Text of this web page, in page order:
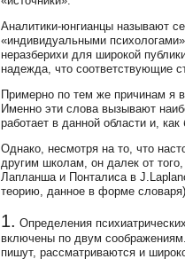
Аналитики-юнгианцы называют
«индивидуальными
неразберихи для широкой
надежда, что соответствующие
Примерно по тем же причинам я
Именно эти слова вызывают
работает в данной области и,
Однако, несмотря на то, что
другим школам, он далек от
Лапланша и Понталиса в
теорию, данное в форме
1. Определения
включены по двум
пишут, рассматриваются и